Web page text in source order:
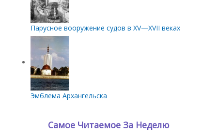
Парусное вооружение судов в XV—XVII веках
Эмблема Архангельска
Самое Читаемое За Неделю